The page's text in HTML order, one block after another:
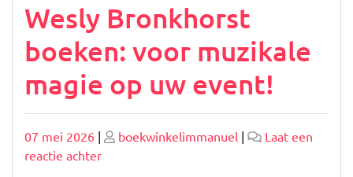
Wesly Bronkhorst
boeken: voor muzikale
magie op uw event!
Geplaatst
op
07 mei 2026 | Geplaatst
boekwinkelimmanuel |
Laat een
reactie achterop